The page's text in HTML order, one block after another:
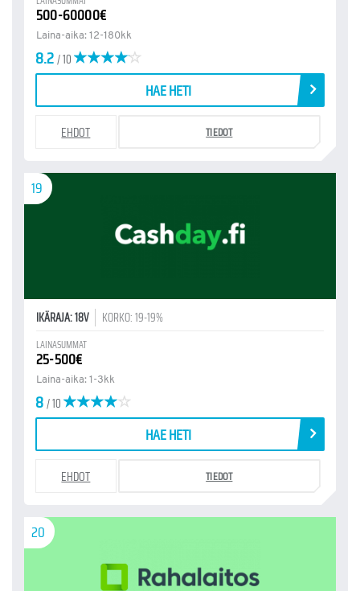
500-60000€
Laina-aika: 12-180kk
8.2/ 10
HAE HETI
EHDOT TIEDOT
19
IKÄRAJA: 18V KORKO: 19-19%
LAINASUMMAT
25-500€
Laina-aika: 1-3kk
8/ 10
HAE HETI
EHDOT TIEDOT
20